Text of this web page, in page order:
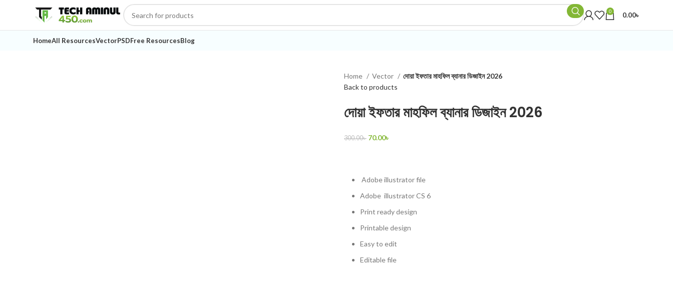
0 0.00৳
HomeAll ResourcesVectorPSDFree ResourcesBlog
Home Vector
দোয়া ইফতার মাহফিল ব্যানার ডিজাইন 2026
Back to products
দোয়া ইফতার মাহফিল ব্যানার ডিজাইন 2026
300.00৳ 70.00৳
Adobe illustratorfile
Adobe illustratorCS 6
Print ready design
Printable design
Easy to edit
Editable file